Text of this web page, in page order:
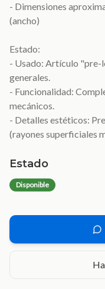
- Dimensiones
(ancho)
Estado:
- Usado: Artículo "pre-
generales.
- Funcionalidad:
mecánicos.
- Detalles estéticos:
(rayones superficiales
Estado
Disponible